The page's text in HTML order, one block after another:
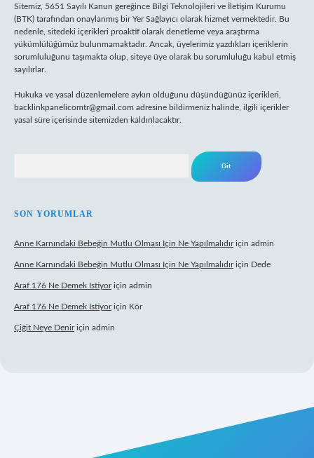
Sitemiz, 5651 Sayılı Kanun gereğince Bilgi Teknolojileri ve İletişim Kurumu
(BTK) tarafından onaylanmış bir Yer Sağlayıcı olarak hizmet vermektedir. Bu
nedenle, sitedeki içerikleri proaktif olarak denetleme veya araştırma
yükümlülüğümüz bulunmamaktadır. Ancak, üyelerimiz yazdıkları içeriklerin
sorumluluğunu taşımakta olup, siteye üye olarak bu sorumluluğu kabul etmiş
sayılırlar.
Hukuka ve yasal düzenlemelere aykırı olduğunu düşündüğünüz içerikleri,
backlinkpanelicomtr@gmail.com adresine bildirmeniz halinde, ilgili içerikler
yasal süre içerisinde sitemizden kaldırılacaktır.
SON YORUMLAR
Anne Karnındaki Bebeğin Mutlu Olması Için Ne Yapılmalıdıriçin admin
Anne Karnındaki Bebeğin Mutlu Olması Için Ne Yapılmalıdıriçin Dede
Araf 176 Ne Demek Istiyoriçin admin
Araf 176 Ne Demek Istiyoriçin Kör
Çiğit Neye Deniriçin admin